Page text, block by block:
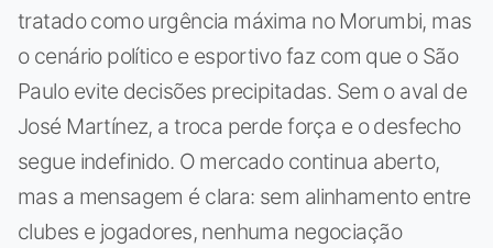
tratado como urgência máxima no Morumbi, mas
o cenário político e esportivo faz com que o São
Paulo evite decisões precipitadas. Sem o aval de
José Martínez, a troca perde força e o desfecho
segue indefinido. O mercado continua aberto,
mas a mensagem é clara: sem alinhamento entre
clubes e jogadores, nenhuma negociação